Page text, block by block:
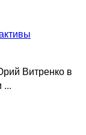
Витренко в
...